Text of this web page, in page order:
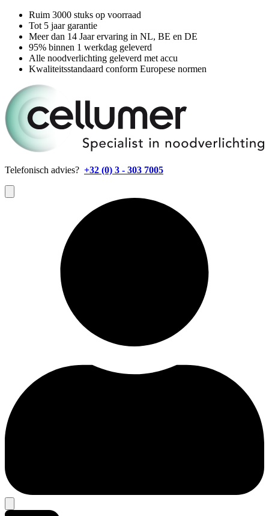
Ruim 3000 stuks op voorraad
Tot 5 jaar garantie
Meer dan 14 Jaar ervaring in NL, BE en DE
95% binnen 1 werkdag geleverd
Alle noodverlichting geleverd met accu
Kwaliteitsstandaard conform Europese normen
Telefonisch advies? +32 (0) 3 - 303 7005